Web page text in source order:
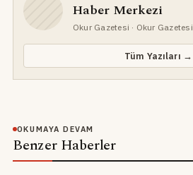
Haber Merkezi
Okur Gazetesi · Okur Gazetesi
Tüm Yazıları →
OKUMAYA DEVAM
Benzer Haberler